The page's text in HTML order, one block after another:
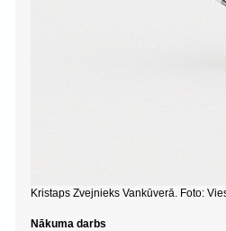
Kristaps Zvejnieks Vankūverā. Foto:
Nākuma darbs